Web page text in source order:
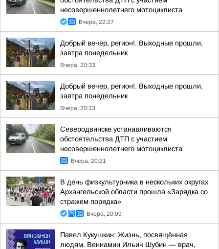
несовершеннолетнего мотоциклиста
Вчера, 22:27
Добрый вечер, регион!. Выходные прошли,
завтра понедельник
Вчера, 20:33
Добрый вечер, регион!. Выходные прошли,
завтра понедельник
Вчера, 20:33
Северодвинске устанавливаются
обстоятельства ДТП с участием
несовершеннолетнего мотоциклиста
Вчера, 20:21
В день физкультурника в нескольких округах
Архангельской области прошла «Зарядка со
стражем порядка»
Вчера, 20:09
Павел Кукушкин: Жизнь, посвящённая
людям. Вениамин Ильич Шубин — врач,